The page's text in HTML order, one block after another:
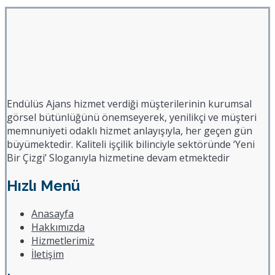
Endülüs Ajans hizmet verdiği müşterilerinin kurumsal
görsel bütünlüğünü önemseyerek, yenilikçi ve müşteri
memnuniyeti odaklı hizmet anlayışıyla, her geçen gün
büyümektedir. Kaliteli işçilik bilinciyle sektöründe ‘Yeni
Bir Çizgi’ Sloganıyla hizmetine devam etmektedir
Hızlı Menü
Anasayfa
Hakkımızda
Hizmetlerimiz
İletişim